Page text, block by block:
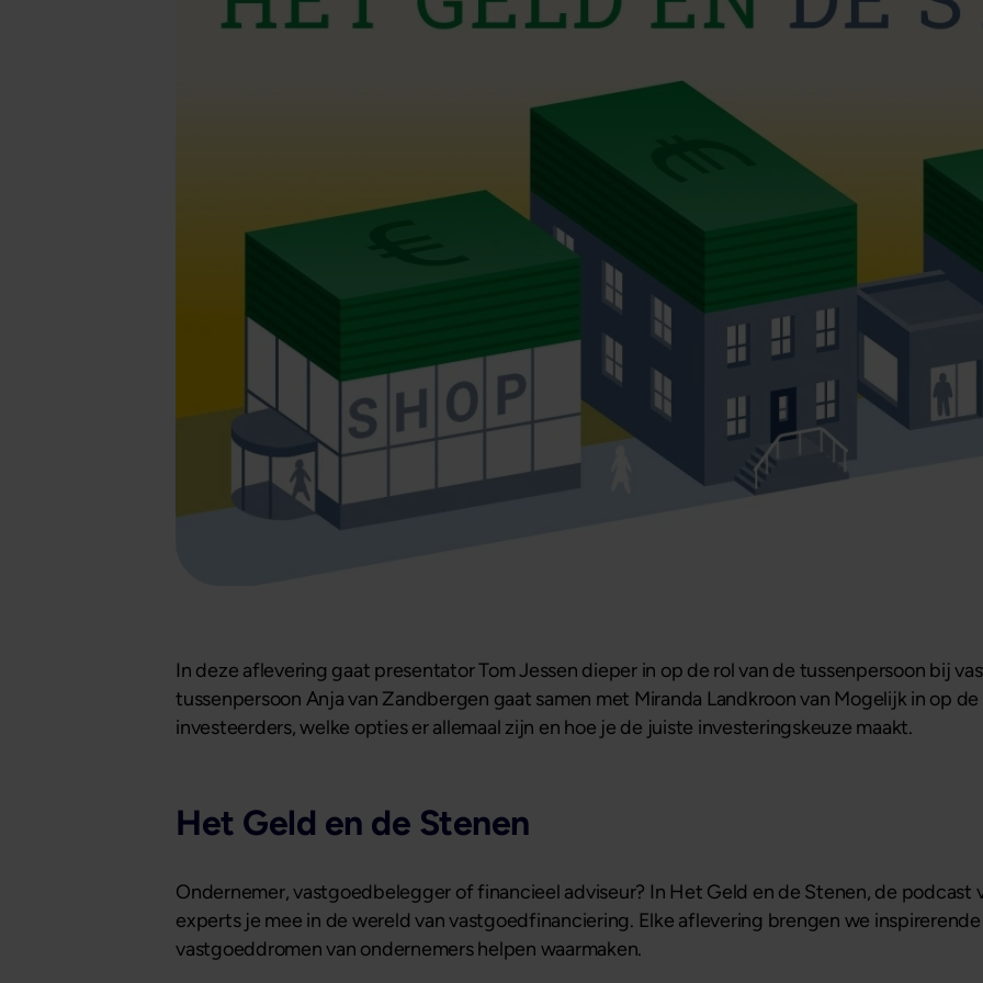
In deze aflevering gaat presentator Tom Jessen dieper in op de rol van de tussenpersoon bij
tussenpersoon Anja van Zandbergen gaat samen met Miranda Landkroon van Mogelijk in op
investeerders, welke opties er allemaal zijn en hoe je de juiste investeringskeuze maakt.
Het Geld en de Stenen
Ondernemer, vastgoedbelegger of financieel adviseur? In Het Geld en de Stenen, de podcast
experts je mee in de wereld van vastgoedfinanciering. Elke aflevering brengen we
vastgoeddromen van ondernemers helpen waarmaken.